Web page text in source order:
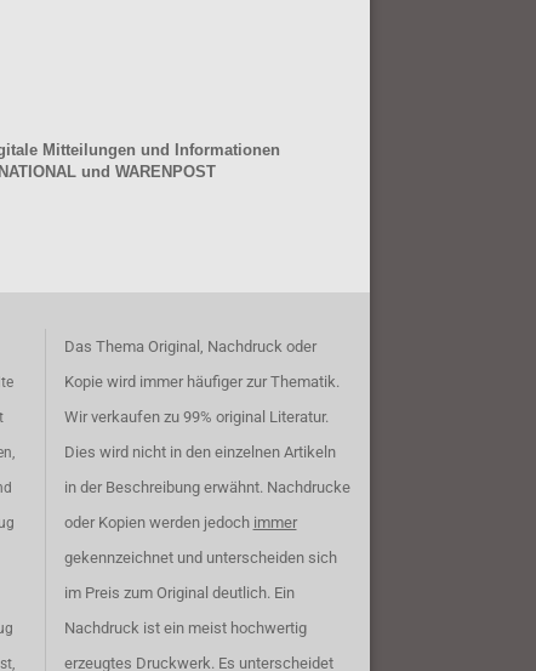
Mitteilungen und Informationen
und WARENPOST
Das Thema Original, Nachdruck oder
Kopie wird immer häufiger zur Thematik.
Wir verkaufen zu 99% original Literatur.
Dies wird nicht in den einzelnen Artikeln
in der Beschreibung erwähnt. Nachdrucke
oder Kopien werden jedoch immer
gekennzeichnet und unterscheiden sich
im Preis zum Original deutlich. Ein
Nachdruck ist ein meist hochwertig
erzeugtes Druckwerk. Es unterscheidet